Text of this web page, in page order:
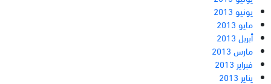
يونيو 2013
مايو 2013
أبريل 2013
مارس 2013
فبراير 2013
يناير 2013